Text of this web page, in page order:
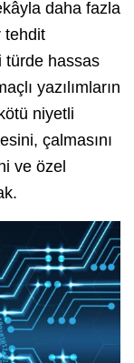
daha fazla
tehdit
türde hassas
yazılımların
niyetli
çalmasını
ve özel